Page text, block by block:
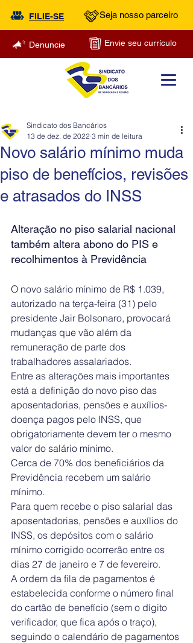
FILIE-SE Seja nosso parceiro
Denuncie Envie seu currículo
Novo salário mínimo muda
piso de benefícios, revisões
e atrasados do INSS
Sindicato dos Bancários
13 de dez. de 2022 3 min de leitura
Alteração no piso salarial nacional
também altera abono do PIS e
recolhimentos à Previdência
O novo salário mínimo de R$ 1.039,
autorizado na terça-feira (31) pelo
presidente Jair Bolsonaro, provocará
mudanças que vão além da
remuneração de parte dos
trabalhadores assalariados.
Entre as alterações mais importantes
está a definição do novo piso das
aposentadorias, pensões e auxílios-
doença pagos pelo INSS, que
obrigatoriamente devem ter o mesmo
valor do salário mínimo.
Cerca de 70% dos beneficiários da
Previdência recebem um salário
mínimo.
Para quem recebe o piso salarial das
aposentadorias, pensões e auxílios do
INSS, os depósitos com o salário
mínimo corrigido ocorrerão entre os
dias 27 de janeiro e 7 de fevereiro.
A ordem da fila de pagamentos é
estabelecida conforme o número final
do cartão de benefício (sem o dígito
verificador, que fica após o traço),
seguindo o calendário de pagamentos